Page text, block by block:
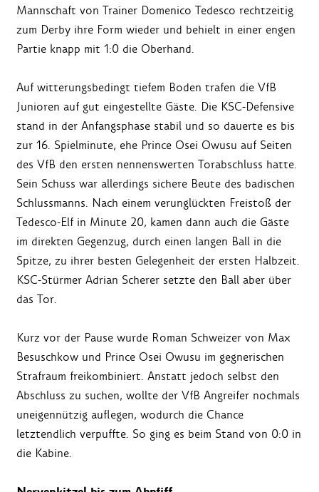
Mannschaft von Trainer Domenico Tedesco rechtzeitig
zum Derby ihre Form wieder und behielt in einer engen
Partie knapp mit 1:0 die Oberhand.
Auf witterungsbedingt tiefem Boden trafen die VfB
Junioren auf gut eingestellte Gäste. Die KSC-Defensive
stand in der Anfangsphase stabil und so dauerte es bis
zur 16. Spielminute, ehe Prince Osei Owusu auf Seiten
des VfB den ersten nennenswerten Torabschluss hatte.
Sein Schuss war allerdings sichere Beute des badischen
Schlussmanns. Nach einem verunglückten Freistoß der
Tedesco-Elf in Minute 20, kamen dann auch die Gäste
im direkten Gegenzug, durch einen langen Ball in die
Spitze, zu ihrer besten Gelegenheit der ersten Halbzeit.
KSC-Stürmer Adrian Scherer setzte den Ball aber über
das Tor.
Kurz vor der Pause wurde Roman Schweizer von Max
Besuschkow und Prince Osei Owusu im gegnerischen
Strafraum freikombiniert. Anstatt jedoch selbst den
Abschluss zu suchen, wollte der VfB Angreifer nochmals
uneigennützig auflegen, wodurch die Chance
letztendlich verpuffte. So ging es beim Stand von 0:0 in
die Kabine.